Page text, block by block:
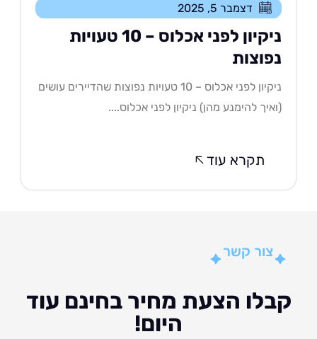
דצמבר 5, 2025
ניקיון לפני אכלוס – 10 טעויות
ניקיון לפני אכלוס – 10 טעויות נפוצות שהדיירים עושים
להימנע מהן) ניקיון לפני אכלוס....
תקרא עוד
צור קשר
הצעת מחיר בחינם עוד
היום!